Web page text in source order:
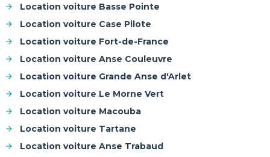
Location voiture Basse Pointe
Location voiture Case Pilote
Location voiture Fort-de-France
Location voiture Anse Couleuvre
Location voiture Grande Anse d'Arlet
Location voiture Le Morne Vert
Location voiture Macouba
Location voiture Tartane
Location voiture Anse Trabaud